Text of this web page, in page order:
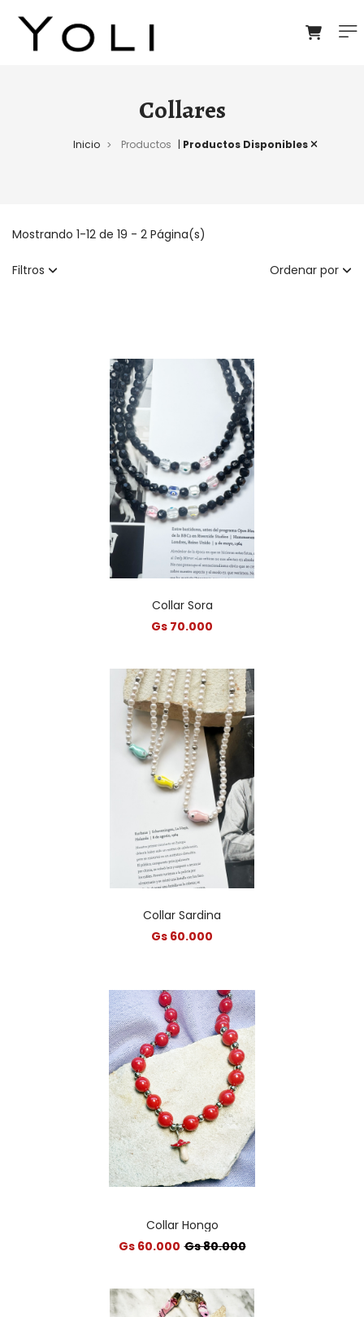
Collares
Inicio > Productos | Productos Disponibles
Mostrando 1-12 de 19 - 2 Página(s)
Filtros Ordenar por
Collar Sora
Gs 70.000
Collar Sardina
Gs 60.000
Collar Hongo
Gs 60.000 Gs 80.000